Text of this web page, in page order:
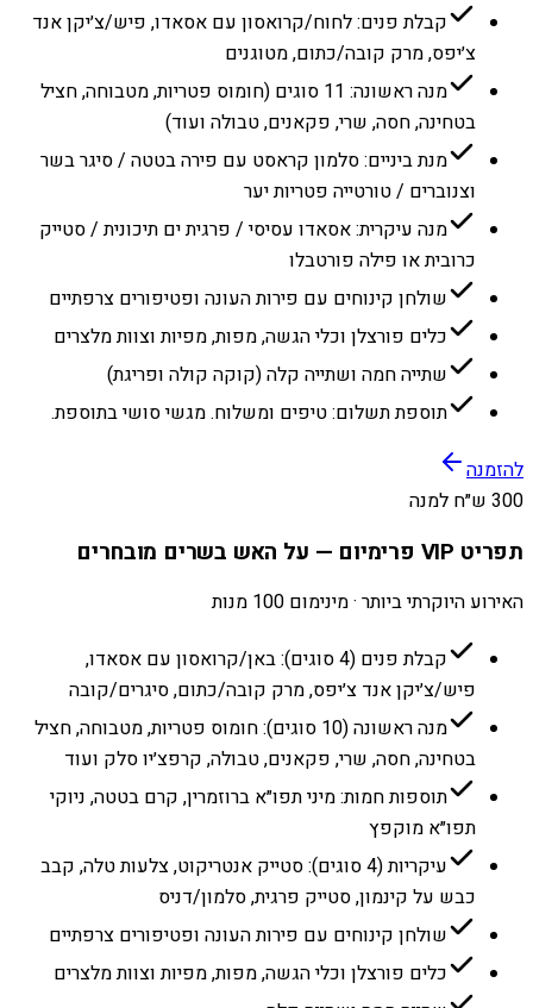
קבלת פנים: לחוח/קרואסון עם אסאדו, פיש/צ׳יקן אנד
צ׳יפס, מרק קובה/כתום, מטוגנים
מנה ראשונה: 11 סוגים (חומוס פטריות, מטבוחה, חציל
בטחינה, חסה, שרי, פקאנים, טבולה ועוד)
מנת ביניים: סלמון קראסט עם פירה בטטה / סיגר בשר
וצנוברים / טורטייה פטריות יער
מנה עיקרית: אסאדו עסיסי / פרגית ים תיכונית / סטייק
כרובית או פילה פורטבלו
שולחן קינוחים עם פירות העונה ופטיפורים צרפתיים
כלים פורצלן וכלי הגשה, מפות, מפיות וצוות מלצרים
שתייה חמה ושתייה קלה (קוקה קולה ופריגת)
תוספת תשלום: טיפים ומשלוח. מגשי סושי בתוספת.
להזמנה
300 ש״ח למנה
תפריט VIP פרימיום — על האש בשרים מובחרים
האירוע היוקרתי ביותר · מינימום 100 מנות
קבלת פנים (4 סוגים): באן/קרואסון עם אסאדו,
פיש/צ׳יקן אנד צ׳יפס, מרק קובה/כתום, סיגרים/קובה
מנה ראשונה (10 סוגים): חומוס פטריות, מטבוחה, חציל
בטחינה, חסה, שרי, פקאנים, טבולה, קרפצ׳יו סלק ועוד
תוספות חמות: מיני תפו״א ברוזמרין, קרם בטטה, ניוקי
תפו״א מוקפץ
עיקריות (4 סוגים): סטייק אנטריקוט, צלעות טלה, קבב
כבש על קינמון, סטייק פרגית, סלמון/דניס
שולחן קינוחים עם פירות העונה ופטיפורים צרפתיים
כלים פורצלן וכלי הגשה, מפות, מפיות וצוות מלצרים